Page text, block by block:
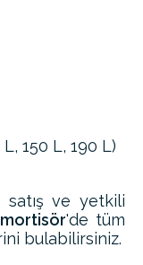
150 L, 190 L)
satış ve yetkili
'de tüm
bulabilirsiniz.